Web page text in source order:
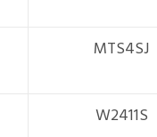
MTS4SJ
W2411S